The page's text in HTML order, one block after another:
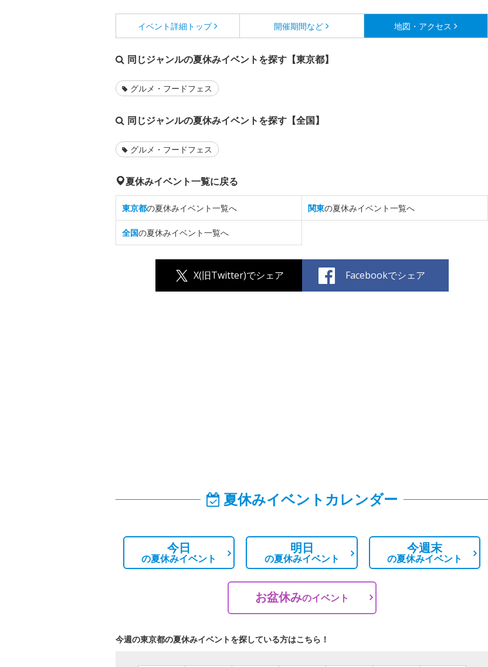
イベント詳細 トップ 開催期間など 地図・アクセス
同じジャンルの夏休みイベントを探す【東京都】
グルメ・フードフェス
同じジャンルの夏休みイベントを探す【全国】
グルメ・フードフェス
夏休みイベント一覧に戻る
東京都の夏休みイベント一覧へ 関東の夏休みイベント一覧へ
全国の夏休みイベント一覧へ
X(旧Twitter)でシェア Facebookでシェア
夏休みイベントカレンダー
今日
の夏休みイベント
明日
の夏休みイベント
今週末
の夏休みイベント
お盆休みのイベント
今週の東京都の夏休みイベントを探している方はこちら！